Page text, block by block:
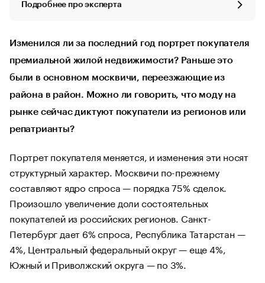
Подробнее про эксперта
Изменился ли за последний год портрет покупателя
премиальной жилой недвижимости? Раньше это
были в основном москвичи, переезжающие из
района в район. Можно ли говорить, что моду на
рынке сейчас диктуют покупатели из регионов или
репатрианты?
Портрет покупателя меняется, и изменения эти носят
структурный характер. Москвичи по-прежнему
составляют ядро спроса — порядка 75% сделок.
Произошло увеличение доли состоятельных
покупателей из российских регионов. Санкт-
Петербург дает 6% спроса, Республика Татарстан —
4%, Центральный федеральный округ — еще 4%,
Южный и Приволжский округа — по 3%.